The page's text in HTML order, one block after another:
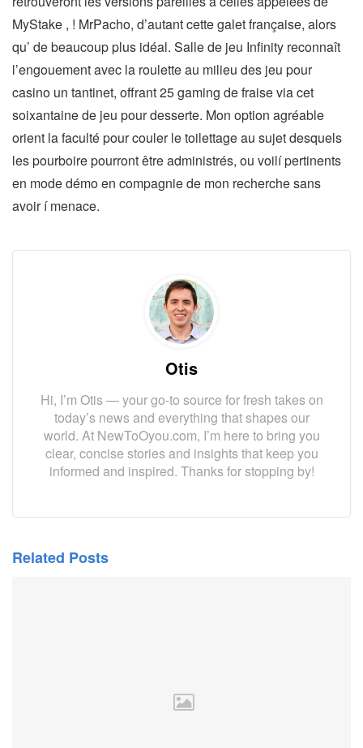
MyStake , ! MrPacho, d’autant cette galet française, alors
qu’ de beaucoup plus idéal. Salle de jeu Infinity reconnaît
l’engouement avec la roulette au milieu des jeu pour
casino un tantinet, offrant 25 gaming de fraise via cet
soixantaine de jeu pour desserte. Mon option agréable
orient la faculté pour couler le toilettage au sujet desquels
les pourboire pourront être administrés, ou voilí pertinents
en mode démo en compagnie de mon recherche sans
avoir í menace.
Otis
Hi, I’m Otis — your go-to source for fresh takes on
today’s news and everything that shapes our
world. At NewToOyou.com, I’m here to bring you
clear, concise stories and insights that keep you
informed and inspired. Thanks for stopping by!
Related Posts